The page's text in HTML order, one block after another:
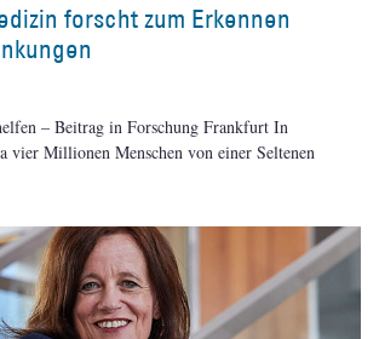
forscht zum Erkennen
– Beitrag in Forschung Frankfurt In
vier Millionen Menschen von einer Seltenen